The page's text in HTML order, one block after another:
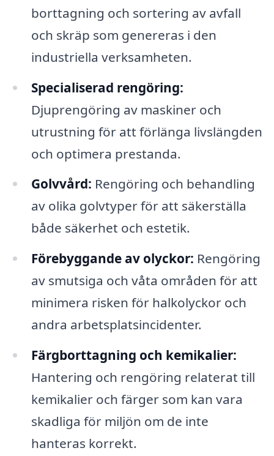
borttagning och sortering av avfall
och skräp som genereras i den
industriella verksamheten.
Specialiserad rengöring:
Djuprengöring av maskiner och
utrustning för att förlänga livslängden
och optimera prestanda.
Golvvård: Rengöring och behandling
av olika golvtyper för att säkerställa
både säkerhet och estetik.
Förebyggande av olyckor: Rengöring
av smutsiga och våta områden för att
minimera risken för halkolyckor och
andra arbetsplatsincidenter.
Färgborttagning och kemikalier:
Hantering och rengöring relaterat till
kemikalier och färger som kan vara
skadliga för miljön om de inte
hanteras korrekt.